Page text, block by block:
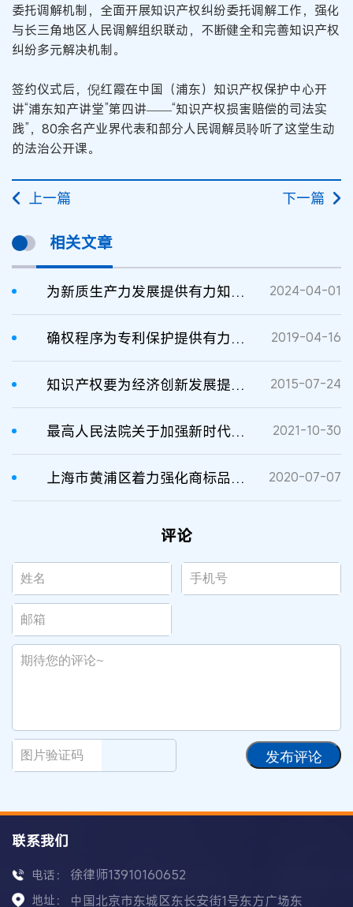
委托调解机制，全面开展知识产权纠纷委托调解工作，强化
与长三角地区人民调解组织联动，不断健全和完善知识产权
纠纷多元解决机制。
签约仪式后，倪红霞在中国（浦东）知识产权保护中心开
讲“浦东知产讲堂”第四讲——“知识产权损害赔偿的司法实
践”，80余名产业界代表和部分人民调解员聆听了这堂生动
的法治公开课。
上一篇 下一篇
相关文章
为新质生产力发展提供有力知识产权司法保 2024-04-01
确权程序为专利保护提供有力支撑 2019-04-16
知识产权要为经济创新发展提供有力支撑 2015-07-24
最高人民法院关于加强新时代知识产权审判工作为知识产权强国建设提供有力司法服务和保障的意见 2021-10-30
上海市黄浦区着力强化商标品牌管理与保护，为老字号发展提供有力支撑——优服务 严保护 强共治 2020-07-07
评论
发布评论
联系我们
电话： 徐律师13910160652
地址： 中国北京市东城区东长安街1号东方广场东